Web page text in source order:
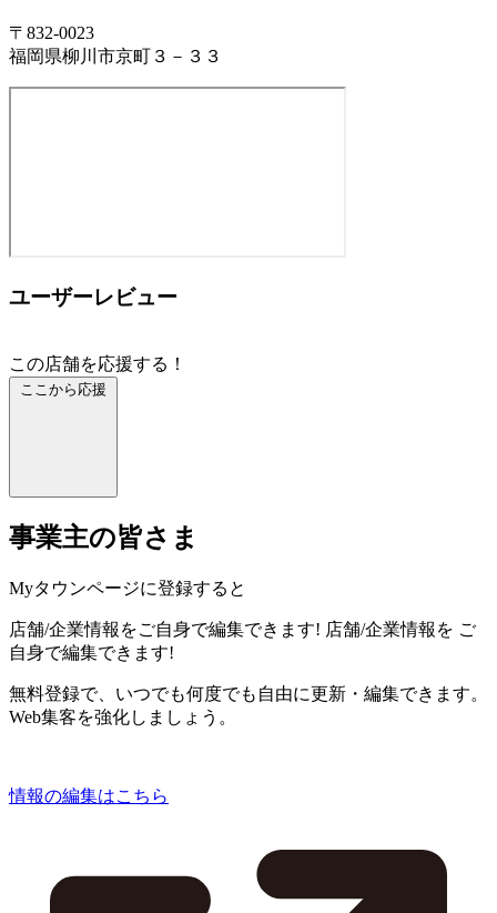
〒832-0023
福岡県柳川市京町３－３３
ユーザーレビュー
この店舗を応援する！
ここから応援
事業主の皆さま
Myタウンページに登録すると
店舗/企業情報をご自身で編集できます! 店舗/企業情報を ご
自身で編集できます!
無料登録で、いつでも何度でも自由に更新・編集できます。
Web集客を強化しましょう。
情報の編集はこちら